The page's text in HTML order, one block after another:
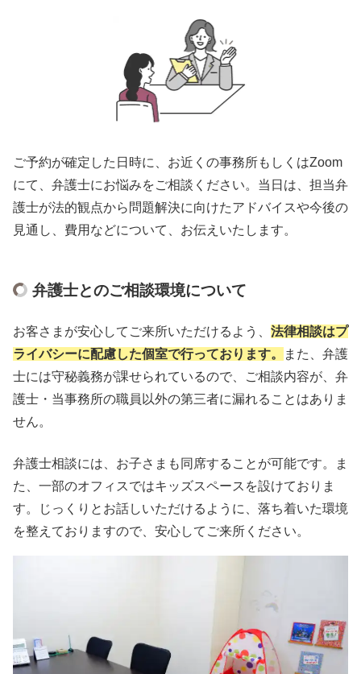
ご予約が確定した日時に、お近くの事務所もしくはZoom
にて、弁護士にお悩みをご相談ください。当日は、担当弁
護士が法的観点から問題解決に向けたアドバイスや今後の
見通し、費用などについて、お伝えいたします。
弁護士とのご相談環境について
お客さまが安心してご来所いただけるよう、 法律相談はプ
ライバシーに配慮した個室で行っております。
また、弁護
士には守秘義務が課せられているので、ご相談内容が、弁
護士・当事務所の職員以外の第三者に漏れることはありま
せん。
弁護士相談には、お子さまも同席することが可能です。ま
た、一部のオフィスではキッズスペースを設けておりま
す。じっくりとお話しいただけるように、落ち着いた環境
を整えておりますので、安心してご来所ください。